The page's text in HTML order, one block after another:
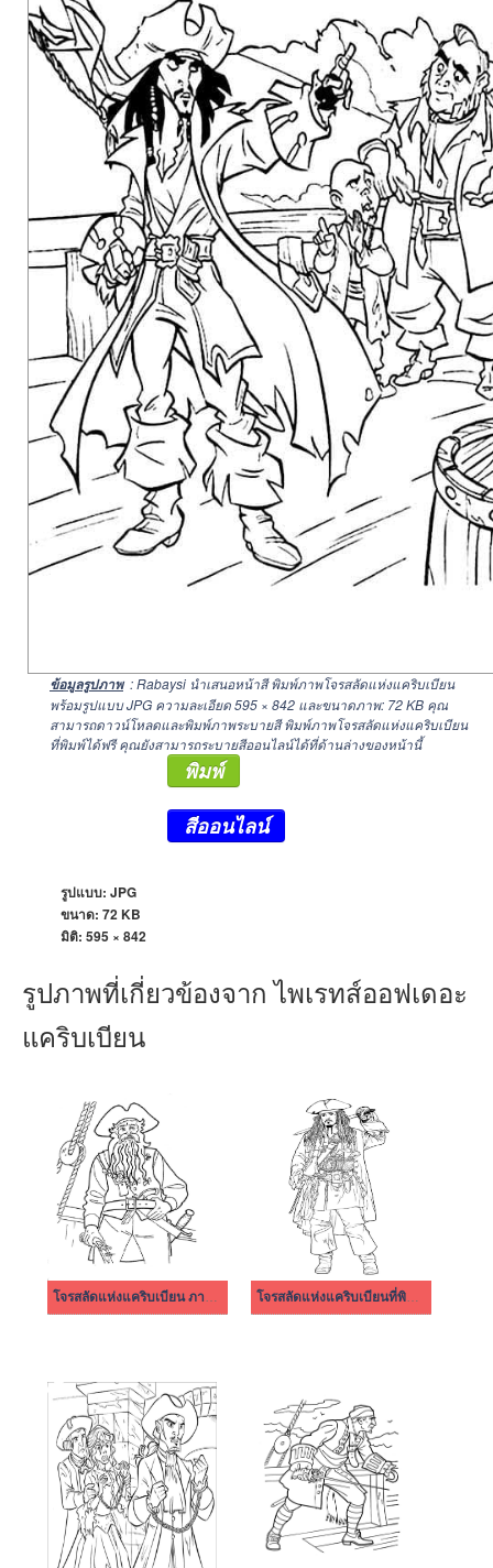
ข้อมูลรูปภาพ : Rabaysi นำเสนอหน้าสี พิมพ์ภาพโจรสลัดแห่งแคริบเบียน
พร้อมรูปแบบ JPG ความละเอียด595 × 842 และขนาดภาพ: 72 KB คุณ
สามารถดาวน์โหลดและพิมพ์ภาพระบายสี พิมพ์ภาพโจรสลัดแห่งแคริบเบียน
ที่พิมพ์ได้ฟรี คุณยังสามารถระบายสีออนไลน์ได้ที่ด้านล่างของหน้านี้
พิมพ์
สีออนไลน์
รูปแบบ: JPG
ขนาด: 72 KB
มิติ: 595 × 842
รูปภาพที่เกี่ยวข้องจาก ไพเรทส์ออฟเดอะ
แคริบเบียน
โจรสลัดแห่งแคริบเบียน ภาพ HD โจรสลัดแห่งแคริบเบียนที่พิมพ์ได้